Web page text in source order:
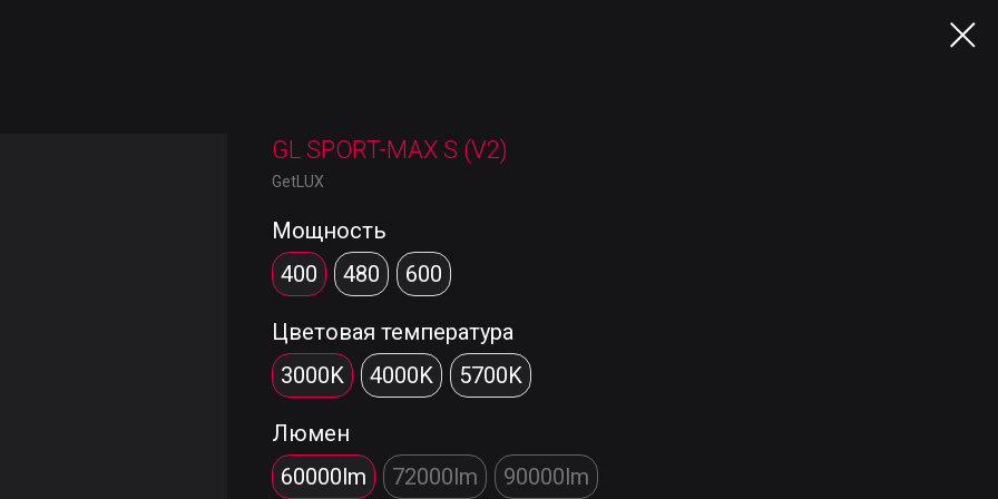
GL SPORT-MAX S (V2)
GetLUX
Мощность
400
480 600
Цветовая температура
3000K
4000K 5700K
Люмен
60000lm
72000lm 90000lm